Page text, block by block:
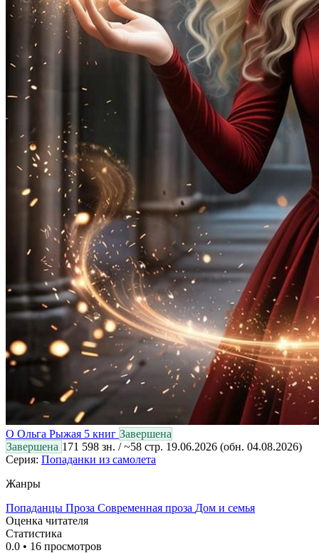
О Ольга Рыжая 5 книг Завершена
Завершена 171 598 зн. / ~58 стр. 19.06.2026 (обн. 04.08.2026)
Серия: Попаданки из самолета
Жанры
Попаданцы Проза Современная проза Дом и семья
Оценка читателя
Статистика
0.0 • 16 просмотров